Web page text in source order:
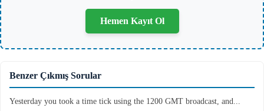
Hemen Kayıt Ol
Benzer Çıkmış Sorular
Yesterday you took a time tick using the 1200 GMT broadcast, and...